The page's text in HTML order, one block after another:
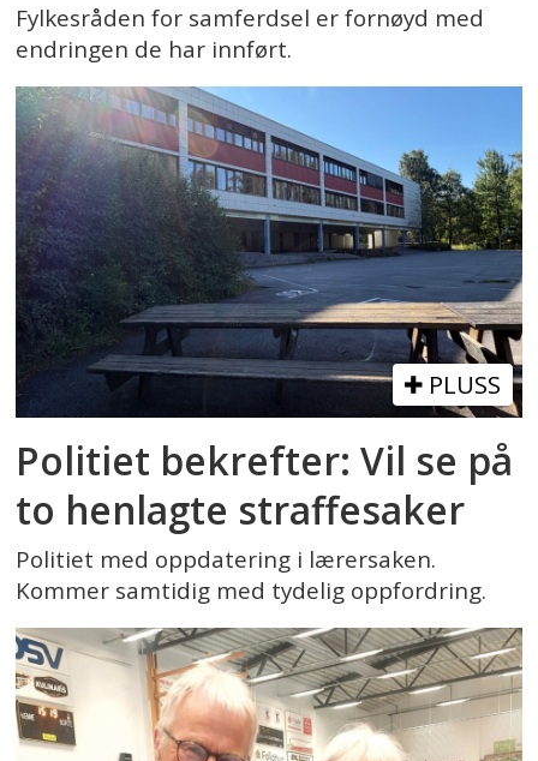
Fylkesråden for samferdsel er fornøyd med
endringen de har innført.
PLUSS
Politiet bekrefter: Vil se på
to henlagte straffesaker
Politiet med oppdatering i lærersaken.
Kommer samtidig med tydelig oppfordring.